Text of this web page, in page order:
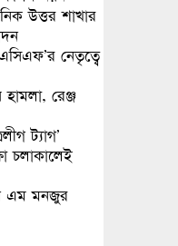
উত্তর শাখার
নেতৃত্বে
রেঞ্জ
ট্যাগ’
চলাকালেই
এম মনজুর